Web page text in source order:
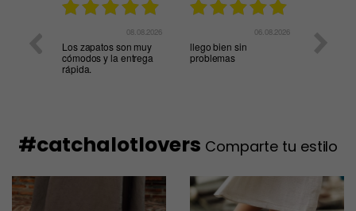
08.08.2026
Los zapatos son muy
cómodos y la entrega
rápida.
06.08.2026
llego bien sin
problemas
2
#catchalotlovers Comparte tu estilo